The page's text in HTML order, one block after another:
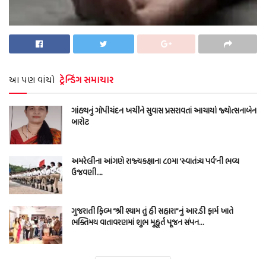
આ પણ વાંચો ટ્રેન્ડિંગ સમાચાર
ગાંઠ્યનું ગોપીચંદન ખર્ચીને સુવાસ પ્રસરાવતાં આચાર્યા જ્યોત્સનાબેન
બારોટ
અમરેલીના આંગણે રાજ્યકક્ષાના ૮૦મા ‘સ્વાતંત્ર્ય પર્વ’ની ભવ્ય
ઉજવણી….
ગુજરાતી ફિલ્મ “શ્રી શ્યામ તું હી સહારા”નું આર.ડી ફાર્મ ખાતે
ભક્તિમય વાતાવરણમાં શુભ મુહૂર્ત પૂજન સંપન…